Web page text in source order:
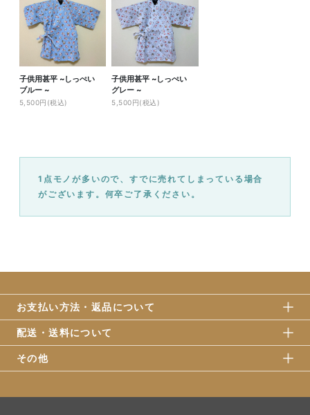
子供用甚平 ~しっぺい
ブルー ~
5,500円(税込)
子供用甚平 ~しっぺい
グレー ~
5,500円(税込)
1点モノが多いので、すでに売れてしまっている場合
がございます。何卒ご了承ください。
お支払い方法・返品について
配送・送料について
その他